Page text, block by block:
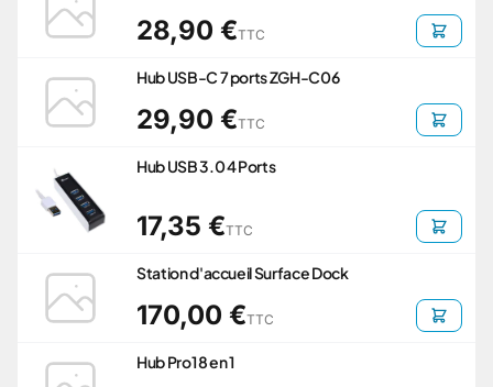
28,90 €TTC
Hub USB-C 7 ports ZGH-C06
29,90 €TTC
Hub USB 3.0 4 Ports
17,35 €TTC
Station d'accueil Surface Dock
170,00 €TTC
Hub Pro1 8 en 1